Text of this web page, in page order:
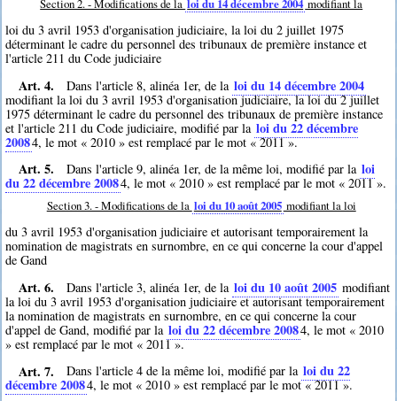
Section 2. - Modifications de la loi du 14 décembre 2004 modifiant la
loi du 3 avril 1953 d'organisation judiciaire, la loi du 2 juillet 1975
déterminant le cadre du personnel des tribunaux de première instance et
l'article 211 du Code judiciaire
Art. 4. Dans l'article 8, alinéa 1er, de la loi du 14 décembre 2004
modifiant la loi du 3 avril 1953 d'organisation judiciaire, la loi du 2 juillet
1975 déterminant le cadre du personnel des tribunaux de première instance
et l'article 211 du Code judiciaire, modifié par la loi du 22 décembre
20084, le mot « 2010 » est remplacé par le mot « 2011 ».
Art. 5. Dans l'article 9, alinéa 1er, de la même loi, modifié par la loi
du 22 décembre 20084, le mot « 2010 » est remplacé par le mot « 2011 ».
Section 3. - Modifications de la loi du 10 août 2005 modifiant la loi
du 3 avril 1953 d'organisation judiciaire et autorisant temporairement la
nomination de magistrats en surnombre, en ce qui concerne la cour d'appel
de Gand
Art. 6. Dans l'article 3, alinéa 1er, de la loi du 10 août 2005 modifiant
la loi du 3 avril 1953 d'organisation judiciaire et autorisant temporairement
la nomination de magistrats en surnombre, en ce qui concerne la cour
d'appel de Gand, modifié par la loi du 22 décembre 20084, le mot « 2010
» est remplacé par le mot « 2011 ».
Art. 7. Dans l'article 4 de la même loi, modifié par la loi du 22
décembre 20084, le mot « 2010 » est remplacé par le mot « 2011 ».